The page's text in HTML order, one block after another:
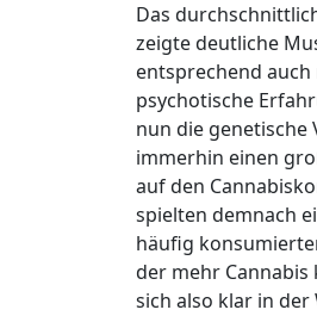
Das
zeigte deutliche
entsprechend
psychotische
nun die genetische
immerhin einen
auf den
spielten demnach
häufig
der mehr
sich also klar in